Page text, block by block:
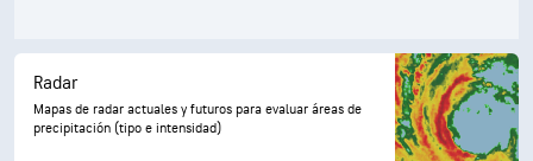
Radar
Mapas de radar actuales y futuros para evaluar áreas de
precipitación (tipo e intensidad)